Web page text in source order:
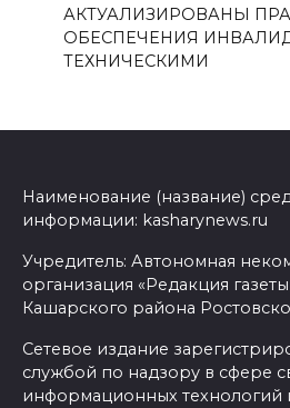
АКТУАЛИЗИРОВАНЫ
ОБЕСПЕЧЕНИЯ
ТЕХНИЧЕСКИМИ
Наименование (название)
информации: kasharynews.ru
Учредитель: Автономная
организация «Редакция
Кашарского района
Сетевое издание
службой по надзору в сфере
информационных технологий